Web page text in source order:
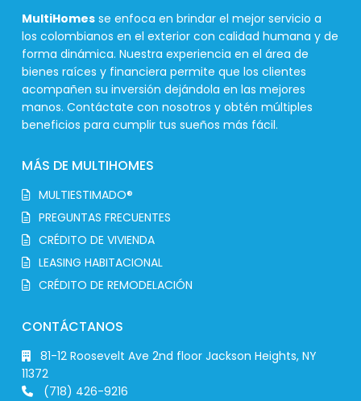
MultiHomes se enfoca en brindar el mejor servicio a
los colombianos en el exterior con calidad humana y de
forma dinámica. Nuestra experiencia en el área de
bienes raíces y financiera permite que los clientes
acompañen su inversión dejándola en las mejores
manos. Contáctate con nosotros y obtén múltiples
beneficios para cumplir tus sueños más fácil.
MÁS DE MULTIHOMES
MULTIESTIMADO®
PREGUNTAS FRECUENTES
CRÉDITO DE VIVIENDA
LEASING HABITACIONAL
CRÉDITO DE REMODELACIÓN
CONTÁCTANOS
81-12 Roosevelt Ave 2nd floor Jackson Heights, NY
11372
(718) 426-9216